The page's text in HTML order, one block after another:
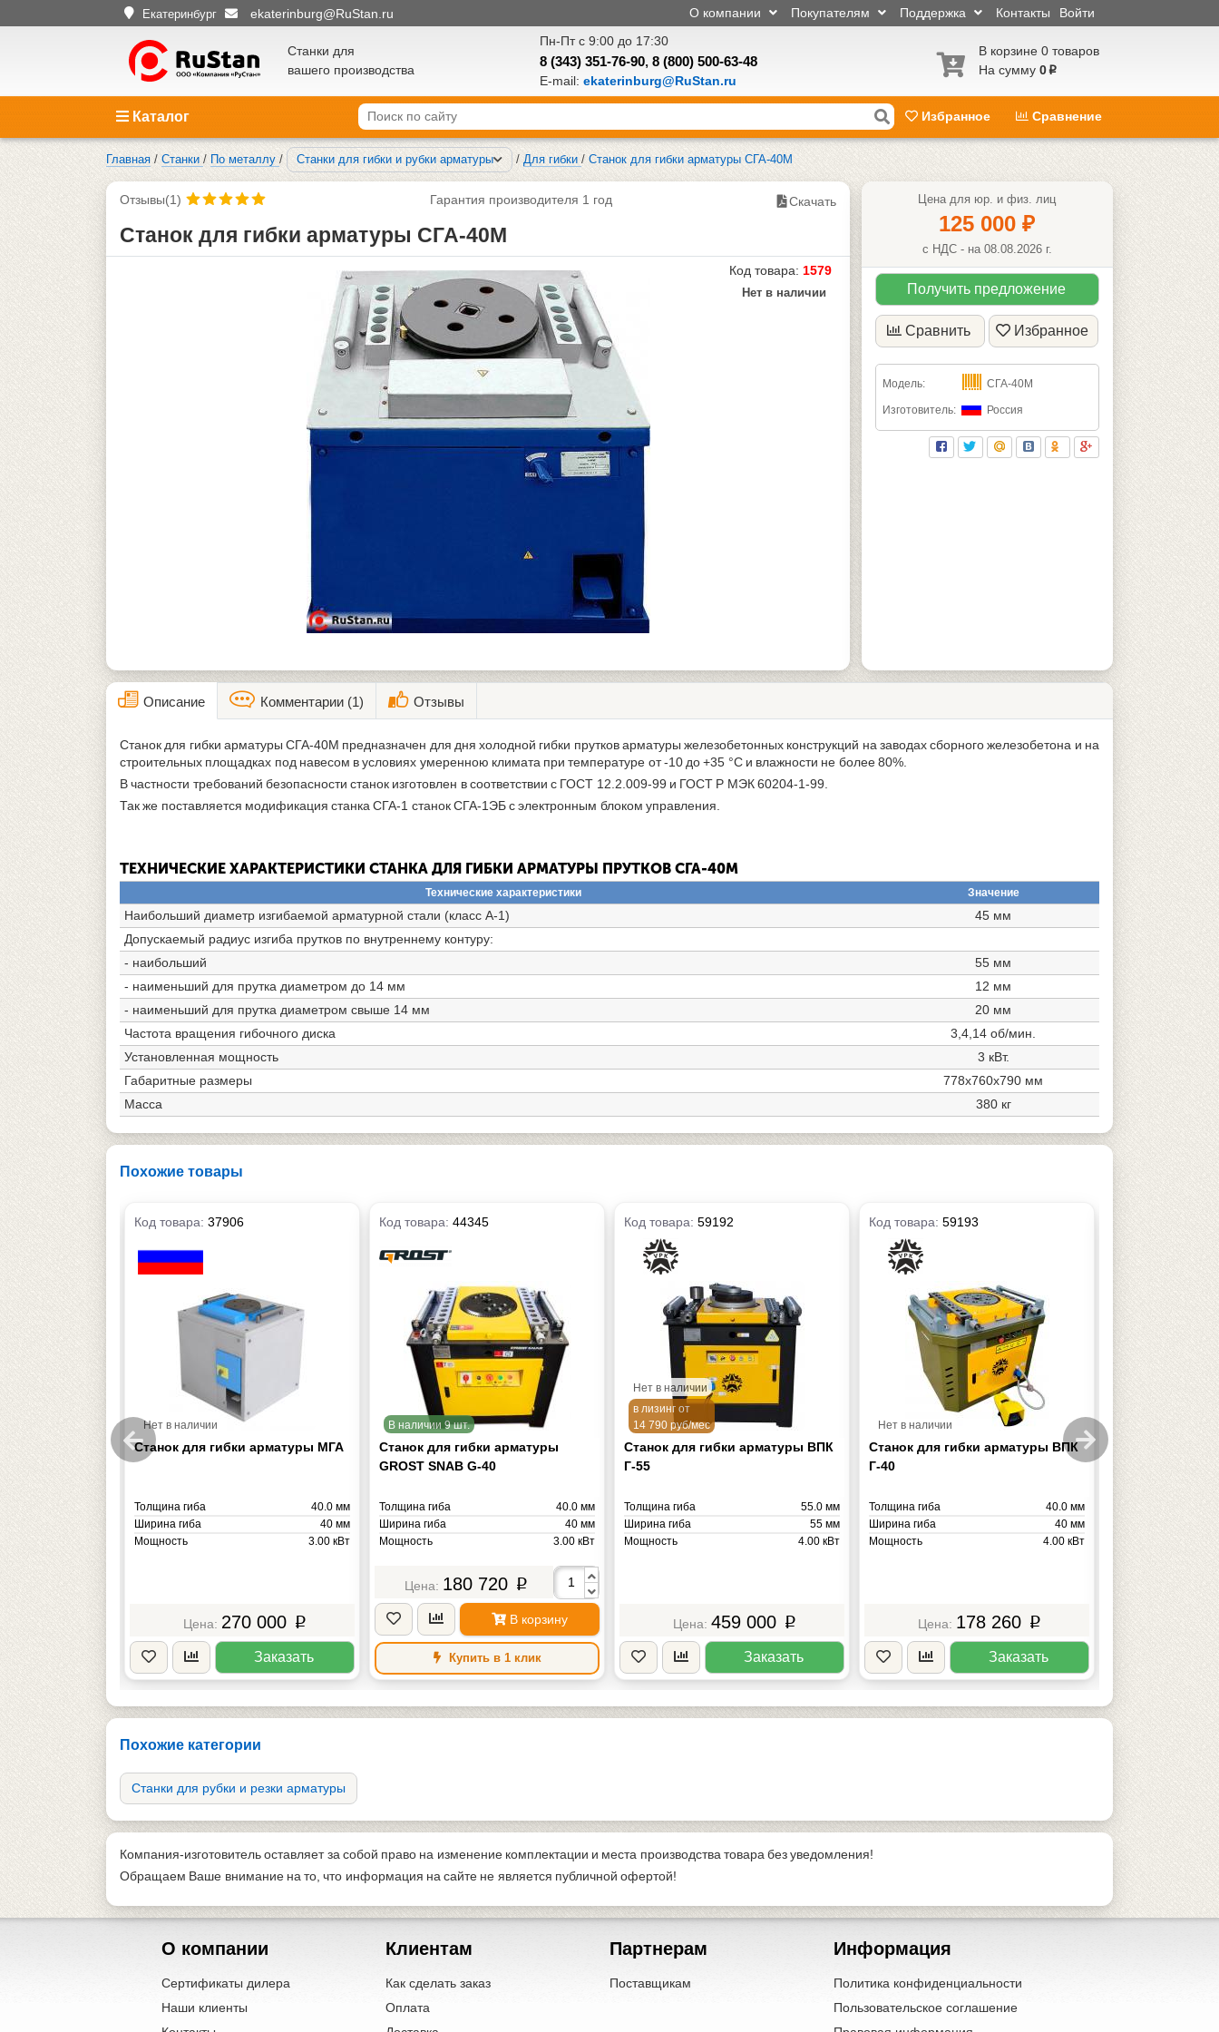
Екатеринбург ekaterinburg@RuStan.ru Войти
Контакты
Поддержка
Покупателям
О компании
Станки для
вашего производства
Пн-Пт с 9:00 до 17:30
8 (343) 351-76-90, 8 (800) 500-63-48
E-mail: ekaterinburg@RuStan.ru
В корзине 0 товаров
На сумму 0 p
Каталог Избранное Сравнение
Главная / Станки / По металлу / Станки для гибки и рубки арматуры / Для гибки / Станок для гибки арматуры СГА-40М
Отзывы(1) Гарантия производителя 1 год Скачать
Станок для гибки арматуры СГА-40М
Код товара: 1579
Нет в наличии
Цена для юр. и физ. лиц
125 000₽
с НДС - на 08.08.2026 г.
Получить предложение
Сравнить Избранное
Модель: СГА-40М
Изготовитель: Россия
Описание Комментарии (1) Отзывы
Станок для гибки арматуры СГА-40М предназначен для дня холодной гибки прутков арматуры железобетонных конструкций на заводах сборного железобетона и на
строительных площадках под навесом в условиях умеренною климата при температуре от -10 до +35 °С и влажности не более 80%.
В частности требований безопасности станок изготовлен в соответствии с ГОСТ 12.2.009-99 и ГОСТ Р МЭК 60204-1-99.
Так же поставляется модификация станка СГА-1 станок СГА-1ЭБ с электронным блоком управления.
ТЕХНИЧЕСКИЕ ХАРАКТЕРИСТИКИ СТАНКА ДЛЯ ГИБКИ АРМАТУРЫ ПРУТКОВ СГА-40М
Технические характеристики Значение
Наибольший диаметр изгибаемой арматурной стали (класс А-1)
45 мм
Допускаемый радиус изгиба прутков по внутреннему контуру:
- наибольший
55 мм
- наименьший для прутка диаметром до 14 мм
12 мм
- наименьший для прутка диаметром свыше 14 мм
20 мм
Частота вращения гибочного диска
3,4,14 об/мин.
Установленная мощность
3 кВт.
Габаритные размеры
778x760x790 мм
Масса
380 кг
Похожие товары
арматуры ВПК
52.0 мм
52 мм
209
Код товара: 37906
Нет в наличии
Станок для гибки арматуры МГА
Толщина гиба
40.0 мм
Ширина гиба
40 мм
Мощность
3.00 кВт
270 000 p
Заказать
Код товара: 44345
В наличии 9 шт.
Станок для гибки арматуры
GROST SNAB G-40
Толщина гиба
40.0 мм
Ширина гиба
40 мм
Мощность
3.00 кВт
180 720 p
В корзину
Купить в 1 клик
Код товара: 59192
Нет в наличии
в лизинг от
14 790 руб/мес
Станок для гибки арматуры ВПК
Г-55
Толщина гиба
55.0 мм
Ширина гиба
55 мм
Мощность
4.00 кВт
459 000 p
Заказать
Код товара: 59193
Нет в наличии
Станок для гибки арматуры ВПК
Г-40
Толщина гиба
40.0 мм
Ширина гиба
40 мм
Мощность
4.00 кВт
178 260 p
Заказать
Код товара:
Нет в наличии
Станок для
Толщина гиба
Ширина гиба
Похожие категории
Станки для рубки и резки арматуры
Компания-изготовитель оставляет за собой право на изменение комплектации и места производства товара без уведомления!
Обращаем Ваше внимание на то, что информация на сайте не является публичной офертой!
О компании
Сертификаты дилера
Наши клиенты
Клиентам
Как сделать заказ
Оплата
Партнерам
Поставщикам
Информация
Политика конфиденциальности
Пользовательское соглашение